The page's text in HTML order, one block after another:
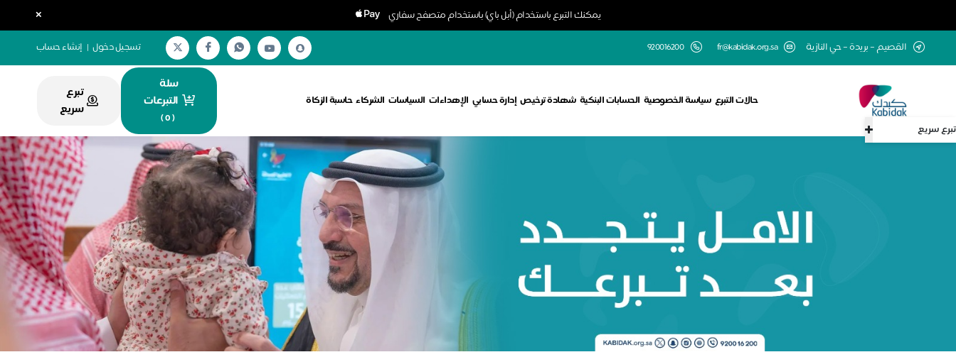
يمكنك التبرع باستخدام (أبل باي) باستخدام متصفح سفاري ×
تبرع سريع
القصيم – بريدة – حي النازية fr@kabidak.org.sa
920016200 تسجيل دخول | إنشاء حساب
حالات التبرع سياسة الخصوصية الحسابات البنكية شهادة ترخيص إدارة حسابي الإهداءات السياسات الشركاء حاسبة الزكاة
سلة
التبرعات
(
0
)
تبرع
سريع